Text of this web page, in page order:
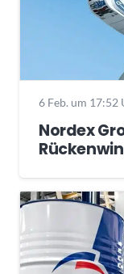
6 Feb. um 17:52
Nordex